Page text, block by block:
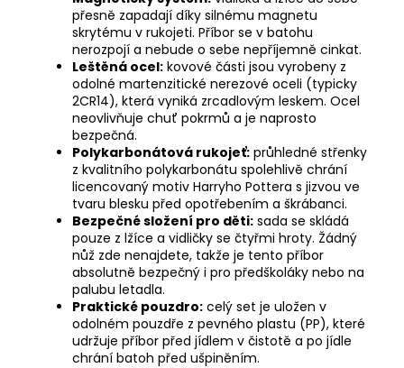
přesně zapadají díky silnému magnetu
skrytému v rukojeti. Příbor se v batohu
nerozpojí a nebude o sebe nepříjemně cinkat.
Leštěná ocel: kovové části jsou vyrobeny z
odolné martenzitické nerezové oceli (typicky
2CR14), která vyniká zrcadlovým leskem. Ocel
neovlivňuje chuť pokrmů a je naprosto
bezpečná.
Polykarbonátová rukojeť: průhledné střenky
z kvalitního polykarbonátu spolehlivě chrání
licencovaný motiv Harryho Pottera s jizvou ve
tvaru blesku před opotřebením a škrábanci.
Bezpečné složení pro děti: sada se skládá
pouze z lžíce a vidličky se čtyřmi hroty. Žádný
nůž zde nenajdete, takže je tento příbor
absolutně bezpečný i pro předškoláky nebo na
palubu letadla.
Praktické pouzdro: celý set je uložen v
odolném pouzdře z pevného plastu (PP), které
udržuje příbor před jídlem v čistotě a po jídle
chrání batoh před ušpiněním.